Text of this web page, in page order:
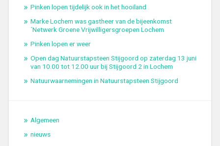
Pinken lopen tijdelijk ook in het hooiland
Marke Lochem was gastheer van de bijeenkomst
´Netwerk Groene Vrijwilligersgroepen Lochem
Pinken lopen er weer
Open dag Natuurstapsteen Stijgoord op zaterdag 13 juni
van 10.00 tot 12.00 uur bij Stijgoord 2 in Lochem
Natuurwaarnemingen in Natuurstapsteen Stijgoord
Algemeen
nieuws